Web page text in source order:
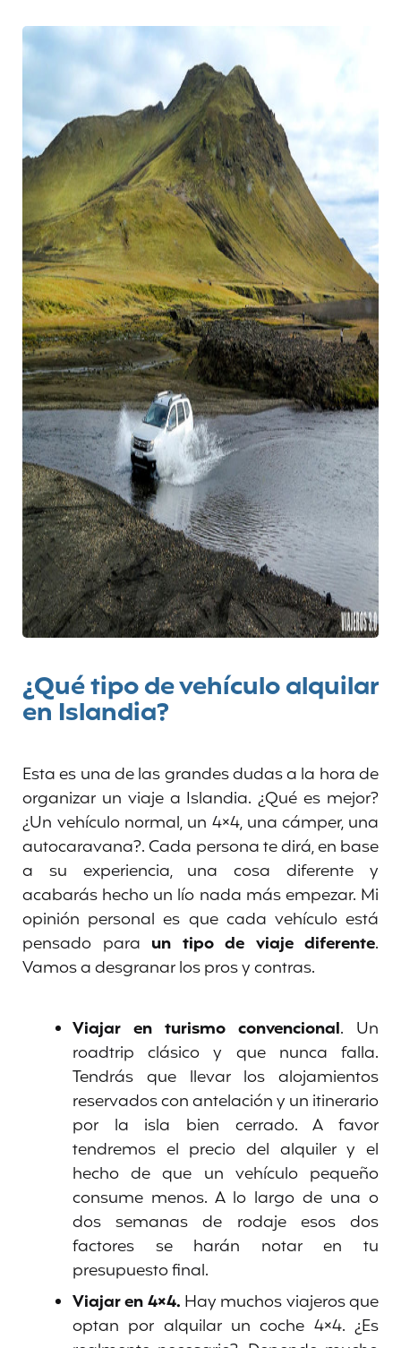
¿Qué tipo de vehículo alquilar
en Islandia?
Esta es una de las grandes dudas a la hora de
organizar un viaje a Islandia. ¿Qué es mejor?
¿Un vehículo normal, un 4×4, una cámper, una
autocaravana?. Cada persona te dirá, en base
a su experiencia, una cosa diferente y
acabarás hecho un lío nada más empezar. Mi
opinión personal es que cada vehículo está
pensado para un tipo de viaje diferente.
Vamos a desgranar los pros y contras.
Viajar en turismo convencional. Un
roadtrip clásico y que nunca falla.
Tendrás que llevar los alojamientos
reservados con antelación y un itinerario
por la isla bien cerrado. A favor
tendremos el precio del alquiler y el
hecho de que un vehículo pequeño
consume menos. A lo largo de una o
dos semanas de rodaje esos dos
factores se harán notar en tu
presupuesto final.
Viajar en 4×4. Hay muchos viajeros que
optan por alquilar un coche 4×4. ¿Es